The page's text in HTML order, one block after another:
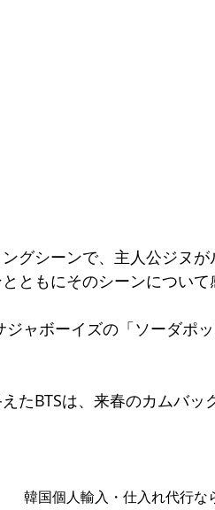
グシーンで、主人公ジヌ
ともにそのシーンについて
たBTSは、来春のカムバッ
韓国個人輸入・仕入れ代行な